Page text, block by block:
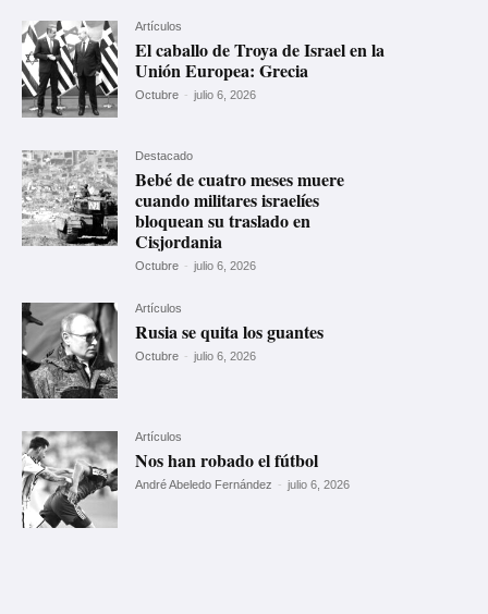
Artículos
El caballo de Troya de Israel en la
Unión Europea: Grecia
Octubre - julio 6, 2026
Destacado
Bebé de cuatro meses muere
cuando militares israelíes
bloquean su traslado en
Cisjordania
Octubre - julio 6, 2026
Artículos
Rusia se quita los guantes
Octubre - julio 6, 2026
Artículos
Nos han robado el fútbol
André Abeledo Fernández - julio 6, 2026